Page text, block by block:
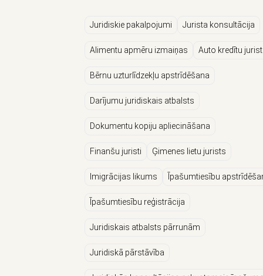
Juridiskie pakalpojumi Jurista konsultācija
Alimentu apmēru izmaiņas Auto kredītu
Bērnu uzturlīdzekļu apstrīdēšana
Darījumu juridiskais atbalsts
Dokumentu kopiju apliecināšana
Finanšu juristi Ģimenes lietu jurists
Imigrācijas likums Īpašumtiesību
Īpašumtiesību reģistrācija
Juridiskais atbalsts pārrunām
Juridiskā pārstāvība